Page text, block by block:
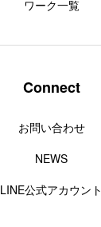
ワーク一覧
Connect
お問い合わせ
NEWS
LINE公式アカウント